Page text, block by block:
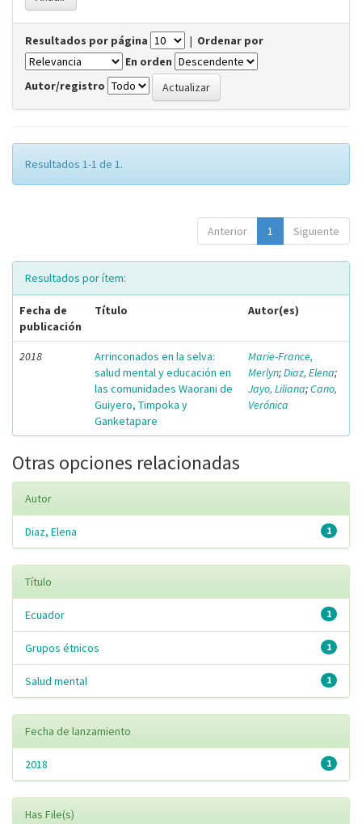
Resultados por página | Ordenar por
En orden
Autor/registro
Resultados 1-1 de 1.
Anterior 1 Siguiente
Resultados por ítem:
Fecha de
publicación
Título Autor(es)
2018
Arrinconados en la selva:
salud mental y educación en
las comunidades Waorani de
Guiyero, Timpoka y
Ganketapare
Marie-France,
Merlyn;Diaz, Elena;
Jayo, Liliana;Cano,
Verónica
Otras opciones relacionadas
Autor
1
Diaz, Elena
Título
1
Ecuador
1
Grupos étnicos
1
Salud mental
Fecha de lanzamiento
1
2018
Has File(s)